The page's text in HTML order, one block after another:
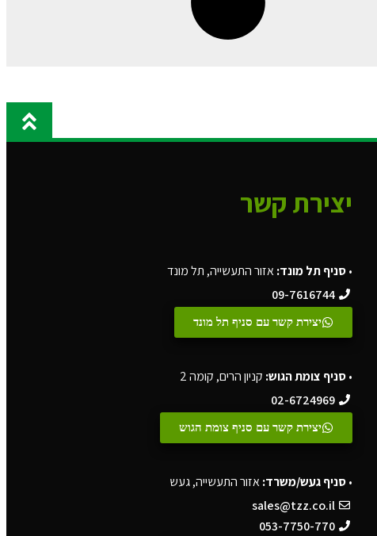
יצירת קשר
•סניף תל מונד:אזור התעשייה, תל מונד
09-7616744
יצירת קשר עם סניף תל מונד
•סניף צומת הגוש: קניון הרים, קומה 2
02-6724969
יצירת קשר עם סניף צומת הגוש
•סניף געש/משרד:אזור התעשייה, געש
sales@tzz.co.il
053-7750-770